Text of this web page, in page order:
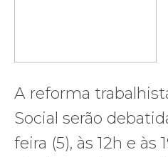
A reforma
Social serão
feira (5), às 12h e às